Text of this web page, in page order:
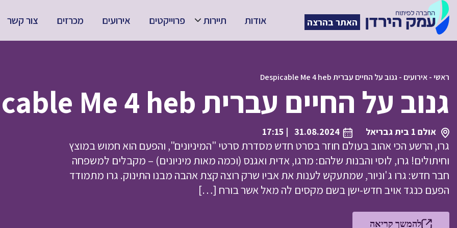
האתר בהרצה אודות תיירות פרוייקטים אירועים מכרזים צור קשר
ראשי-אירועים -גנוב על החיים עברית Despicable Me 4 heb
גנוב על החיים עברית Despicable Me 4 heb
אולם 1 בית גבריאל 31.08.2024
| 17:15
גרו, הרשע הכי אהוב בעולם חוזר בסרט חדש מסדרת סרטי "המיניונים", והפעם הוא חמוש במוצץ
וחיתולים! גרו, לוסי והבנות שלהם: מרגו, אדית ואגנס (וכמה מאות מיניונים) – מקבלים למשפחה
חבר חדש: גרו ג'וניור, שמתעקש לענות את אביו שרק רוצה קצת אהבה מבנו התינוק. גרו מתמודד
הפעם כנגד אויב חדש-ישן בשם מקסים לה מאל אשר בורח […]
להמשך קריאה